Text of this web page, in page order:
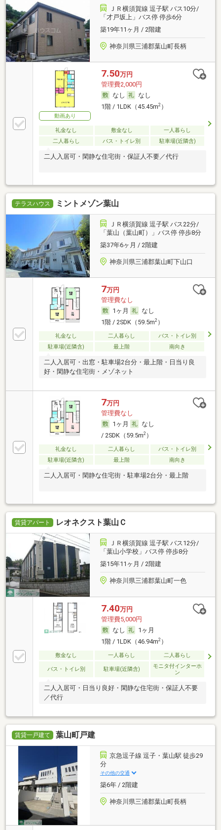
ＪＲ横須賀線 逗子駅 バス10分/
「才戸坂上」バス停 停歩6分
築19年11ヶ月 / 2階建
神奈川県三浦郡葉山町長柄
動画あり
7.50万円
管理費2,000円
なし
なし
1階 / 1LDK（45.45m2）
礼金なし 敷金なし
一人暮らし
二人暮らし
バス・トイレ別 駐車場(近隣含)
二人入居可・閑静な住宅街・保証人不要／代行
テラスハウス ミントメゾン葉山
ＪＲ横須賀線 逗子駅 バス22分/
「葉山（葉山町）」バス停 停歩8分
築37年6ヶ月 / 2階建
神奈川県三浦郡葉山町下山口
7万円
管理費なし
1ヶ月
なし
1階 / 2SDK（59.5m2）
礼金なし 二人暮らし
バス・トイレ別
駐車場(近隣含)
最上階 南向き
二人入居可・出窓・駐車場2台分・最上階・日当り良
好・閑静な住宅街・メゾネット
7万円
管理費なし
1ヶ月
なし
/ 2SDK（59.5m2）
礼金なし 二人暮らし
バス・トイレ別
駐車場(近隣含)
最上階 南向き
二人入居可・閑静な住宅街・駐車場2台分・最上階
賃貸アパート レオネクスト葉山Ｃ
ＪＲ横須賀線 逗子駅 バス12分/
「葉山小学校」バス停 停歩8分
築15年11ヶ月 / 2階建
神奈川県三浦郡葉山町一色
7.40万円
管理費5,000円
なし
1ヶ月
1階 / 1LDK（46.94m2）
敷金なし 一人暮らし 二人暮らし
バス・トイレ別 駐車場(近隣含)
モニタ付インターホ
ン
二人入居可・日当り良好・閑静な住宅街・保証人不要
／代行
賃貸一戸建て 葉山町戸建
京急逗子線 逗子・葉山駅 徒歩29
分
その他の交通
築6年 / 2階建
神奈川県三浦郡葉山町長柄